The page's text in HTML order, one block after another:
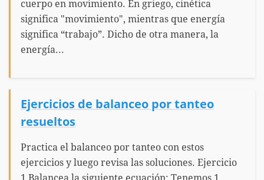
cuerpo en movimiento. En griego, cinética
significa "movimiento", mientras que energía
significa “trabajo”. Dicho de otra manera, la
energía...
Ejercicios de balanceo por tanteo
resueltos
Practica el balanceo por tanteo con estos
ejercicios y luego revisa las soluciones. Ejercicio